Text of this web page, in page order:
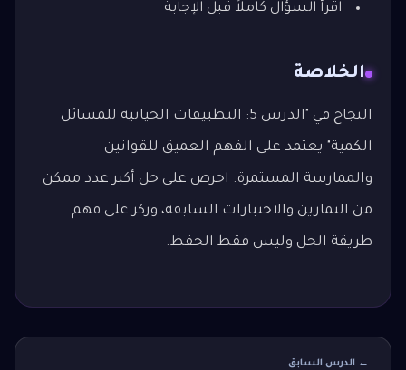
اقرأ السؤال كاملاً قبل الإجابة
الخلاصة
النجاح في "الدرس 5: التطبيقات الحياتية للمسائل
الكمية" يعتمد على الفهم العميق للقوانين
والممارسة المستمرة. احرص على حل أكبر عدد ممكن
من التمارين والاختبارات السابقة، وركز على فهم
طريقة الحل وليس فقط الحفظ.
← الدرس السابق